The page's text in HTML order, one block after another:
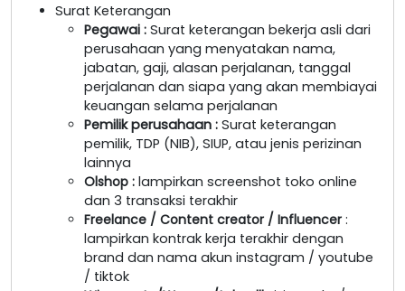
Surat Keterangan
Pegawai : Surat keterangan bekerja asli dari
perusahaan yang menyatakan nama,
jabatan, gaji, alasan perjalanan, tanggal
perjalanan dan siapa yang akan membiayai
keuangan selama perjalanan
Pemilik perusahaan : Surat keterangan
pemilik, TDP (NIB), SIUP, atau jenis perizinan
lainnya
Olshop : lampirkan screenshot toko online
dan 3 transaksi terakhir
Freelance / Content creator / Influencer :
lampirkan kontrak kerja terakhir dengan
brand dan nama akun instagram / youtube
/ tiktok